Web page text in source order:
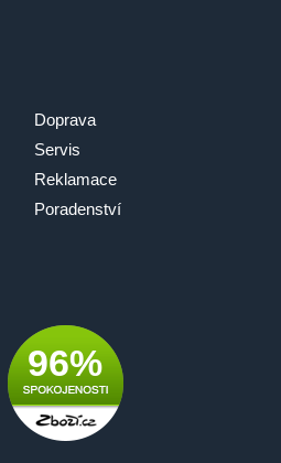
Doprava
Servis
Reklamace
Poradenství
96%